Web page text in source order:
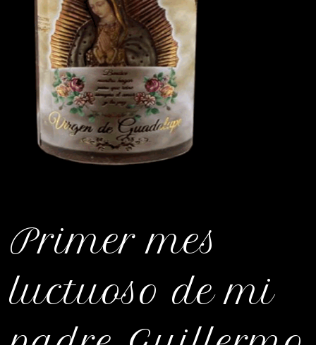
Primer mes
luctuoso de mi